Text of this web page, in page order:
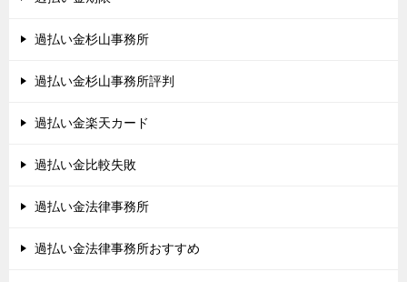
過払い金杉山事務所
過払い金杉山事務所評判
過払い金楽天カード
過払い金比較失敗
過払い金法律事務所
過払い金法律事務所おすすめ